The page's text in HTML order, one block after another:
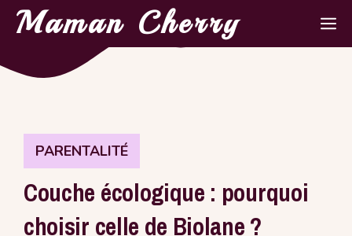
AllerMaman Cherry
PARENTALITÉ
Couche écologique : pourquoi
choisir celle de Biolane ?